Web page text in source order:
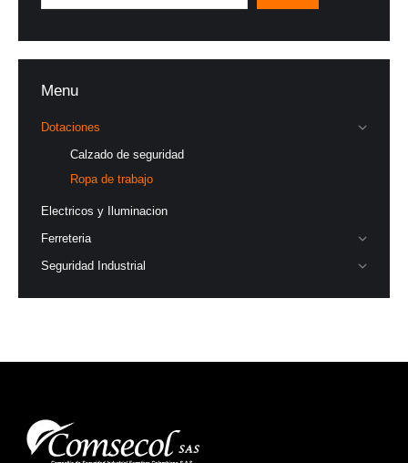
Menu
Dotaciones
Calzado de seguridad
Ropa de trabajo
Electricos y Iluminacion
Ferreteria
Seguridad Industrial